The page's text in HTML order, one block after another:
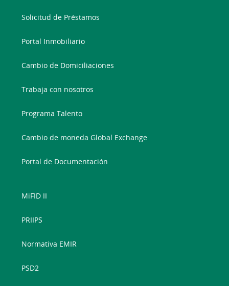
Solicitud de Préstamos
Portal Inmobiliario
Cambio de Domiciliaciones
Trabaja con nosotros
Programa Talento
Cambio de moneda Global Exchange
Portal de Documentación
MiFID II
PRIIPS
Normativa EMIR
PSD2